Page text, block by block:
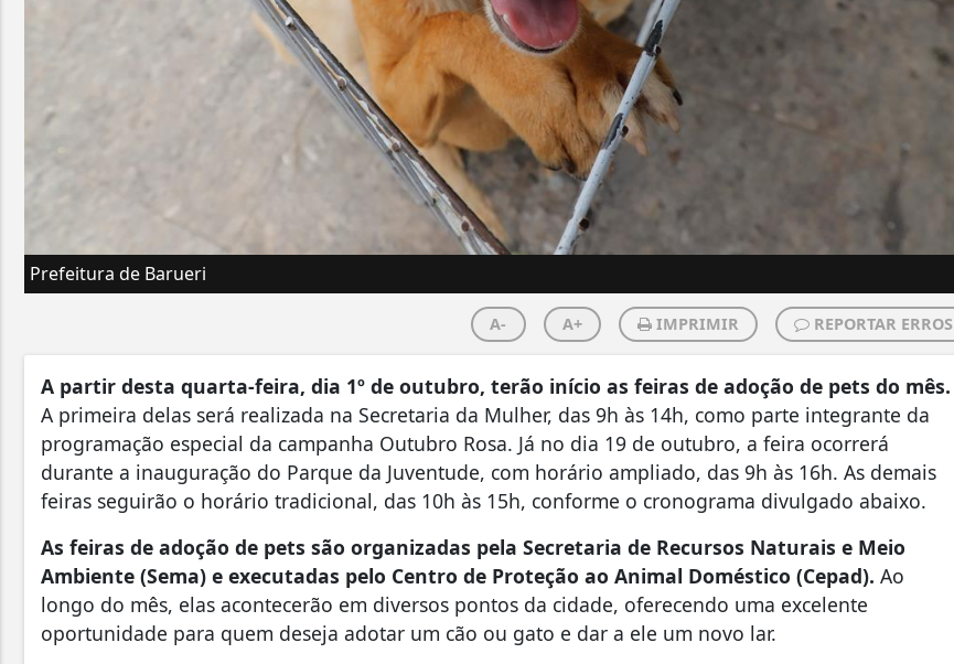
Prefeitura de Barueri
A- A+ IMPRIMIR REPORTAR ERROS
A partir desta quarta-feira, dia 1º de outubro, terão início as feiras de adoção de pets do mês.
A primeira delas será realizada na Secretaria da Mulher, das 9h às 14h, como parte integrante da
programação especial da campanha Outubro Rosa. Já no dia 19 de outubro, a feira ocorrerá
durante a inauguração do Parque da Juventude, com horário ampliado, das 9h às 16h. As demais
feiras seguirão o horário tradicional, das 10h às 15h, conforme o cronograma divulgado abaixo.
As feiras de adoção de pets são organizadas pela Secretaria de Recursos Naturais e Meio
Ambiente (Sema) e executadas pelo Centro de Proteção ao Animal Doméstico (Cepad). Ao
longo do mês, elas acontecerão em diversos pontos da cidade, oferecendo uma excelente
oportunidade para quem deseja adotar um cão ou gato e dar a ele um novo lar.